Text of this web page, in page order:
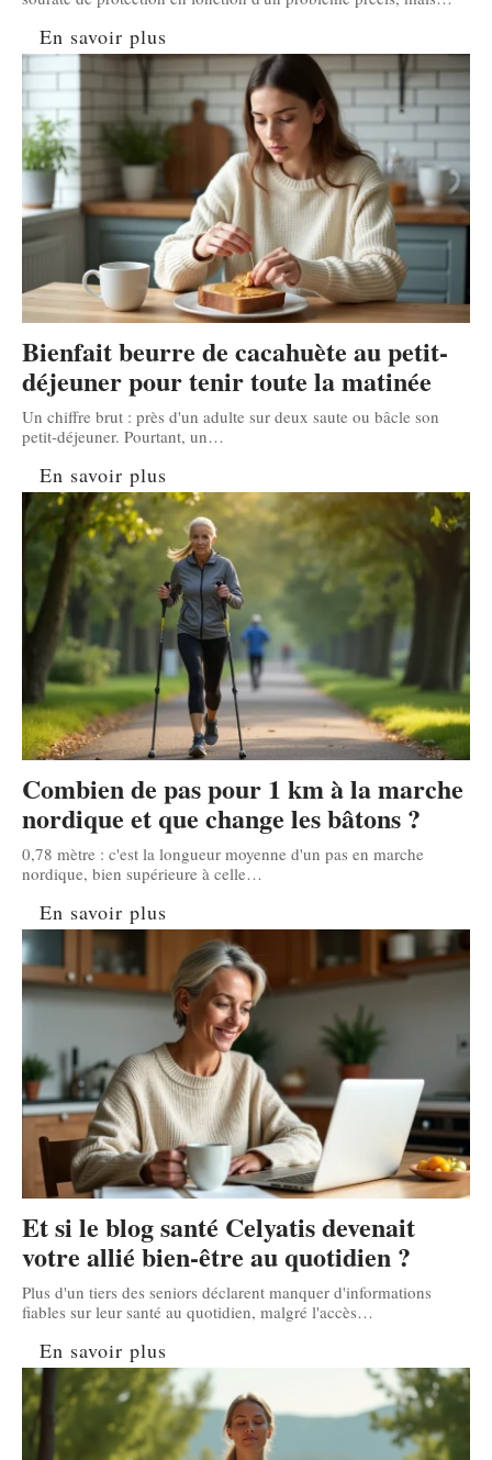
En savoir plus
Bienfait beurre de cacahuète au petit-
déjeuner pour tenir toute la matinée
Un chiffre brut : près d'un adulte sur deux saute ou bâcle son
petit-déjeuner. Pourtant, un…
En savoir plus
Combien de pas pour 1 km à la marche
nordique et que change les bâtons ?
0,78 mètre : c'est la longueur moyenne d'un pas en marche
nordique, bien supérieure à celle…
En savoir plus
Et si le blog santé Celyatis devenait
votre allié bien-être au quotidien ?
Plus d'un tiers des seniors déclarent manquer d'informations
fiables sur leur santé au quotidien, malgré l'accès…
En savoir plus